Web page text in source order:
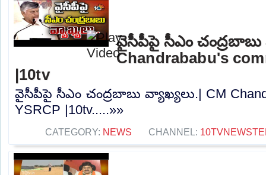
వైసీపీపై సీఎం చంద్రబాబు
Chandrababu's
|10tv
వైసీపీపై సీఎం చంద్రబాబు వ్యాఖ్యలు.| CM
YSRCP |10tv.....»»
CATEGORY: NEWS CHANNEL: